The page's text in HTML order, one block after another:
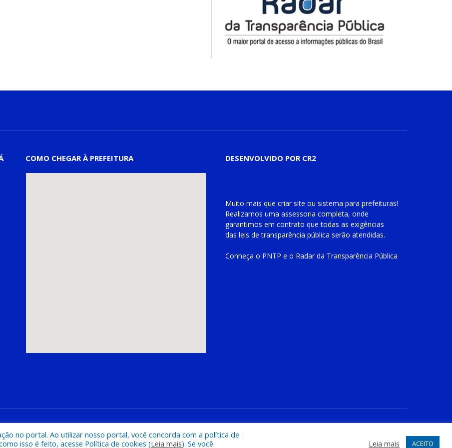
COMO CHEGAR À PREFEITURA DESENVOLVIDO POR CR2
Muito mais que criar site ou sistema para prefeituras!
Realizamos uma assessoria completa, onde
garantimos em contrato que todas as exigências
das leis de transparência pública serão atendidas.
Conheça o PNTP e o Radar da Transparência Pública
no portal. Ao utilizar nosso portal, você concorda com a política de
isso é feito, acesse Política de cookies (Leia mais). Se você
Leia mais ACEITO